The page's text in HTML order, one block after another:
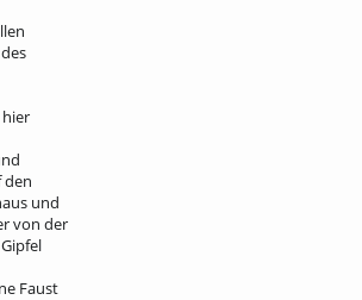
den
und
von der
Faust